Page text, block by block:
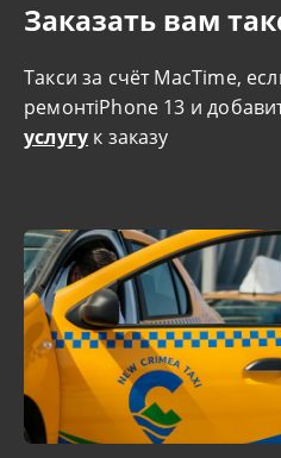
Заказать вам
Такси за счёт MacTime,
ремонтiPhone 13 и
услугу к заказу